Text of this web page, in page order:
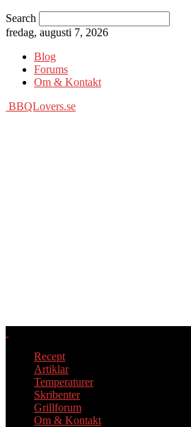
Search
fredag, augusti 7, 2026
Blog
Forums
Om & Kontakt
BBQLovers.se
Recept
Artiklar
Temperaturer
Skribenter
Grillforum
Om & Kontakt